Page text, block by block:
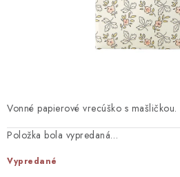
BLANC MARICLO´
DARČEKOVÉ POUKÁŽKY
Vonné papierové vrecúško s mašličkou.
Položka bola vypredaná…
Vypredané